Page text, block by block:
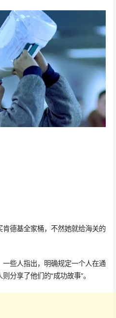
德基全家桶，不然她就给海关的
些人指出，明确规定一个人在通
分享了他们的“成功故事”。